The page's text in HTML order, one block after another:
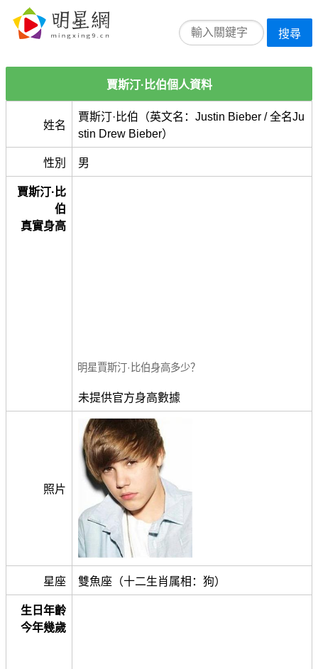
搜尋
賈斯汀·比伯個人資料
姓名
賈斯汀·比伯（英文名：Justin Bieber / 全名Ju
stin Drew Bieber）
性別 男
賈斯汀·比
伯
真實身高
明星賈斯汀·比伯身高多少？
未提供官方身高數據
照片
星座 雙魚座（十二生肖属相：狗）
生日年齡
今年幾歲